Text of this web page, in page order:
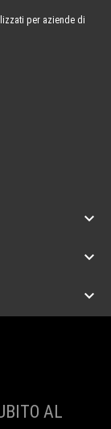
per aziende di



AL